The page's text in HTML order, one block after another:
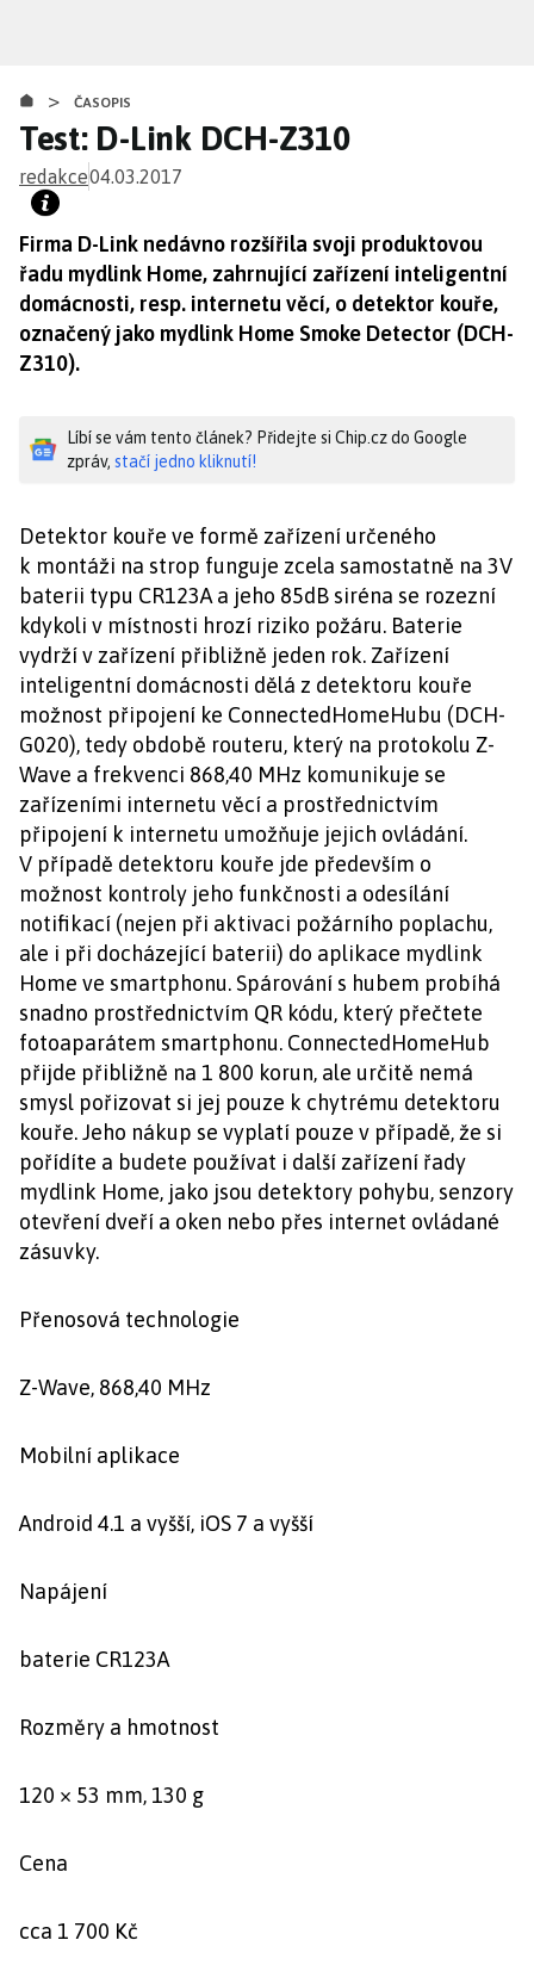
obsahu
> ČASOPIS
Test: D-Link DCH-Z310
redakce04.03.2017
Firma D-Link nedávno rozšířila svoji produktovou
řadu mydlink Home, zahrnující zařízení inteligentní
domácnosti, resp. internetu věcí, o detektor kouře,
označený jako mydlink Home Smoke Detector (DCH-
Z310).
Líbí se vám tento článek? Přidejte si Chip.cz do Google
zpráv, stačí jedno kliknutí!
Detektor kouře ve formě zařízení určeného
k montáži na strop funguje zcela samostatně na 3V
baterii typu CR123A a jeho 85dB siréna se rozezní
kdykoli v místnosti hrozí riziko požáru. Baterie
vydrží v zařízení přibližně jeden rok. Zařízení
inteligentní domácnosti dělá z detektoru kouře
možnost připojení ke ConnectedHomeHubu (DCH-
G020), tedy obdobě routeru, který na protokolu Z-
Wave a frekvenci 868,40 MHz komunikuje se
zařízeními internetu věcí a prostřednictvím
připojení k internetu umožňuje jejich ovládání.
V případě detektoru kouře jde především o
možnost kontroly jeho funkčnosti a odesílání
notifikací (nejen při aktivaci požárního poplachu,
ale i při docházející baterii) do aplikace mydlink
Home ve smartphonu. Spárování s hubem probíhá
snadno prostřednictvím QR kódu, který přečtete
fotoaparátem smartphonu. ConnectedHomeHub
přijde přibližně na 1 800 korun, ale určitě nemá
smysl pořizovat si jej pouze k chytrému detektoru
kouře. Jeho nákup se vyplatí pouze v případě, že si
pořídíte a budete používat i další zařízení řady
mydlink Home, jako jsou detektory pohybu, senzory
otevření dveří a oken nebo přes internet ovládané
zásuvky.
Přenosová technologie
Z-Wave, 868,40 MHz
Mobilní aplikace
Android 4.1 a vyšší, iOS 7 a vyšší
Napájení
baterie CR123A
Rozměry a hmotnost
120 × 53 mm, 130 g
Cena
cca 1 700 Kč